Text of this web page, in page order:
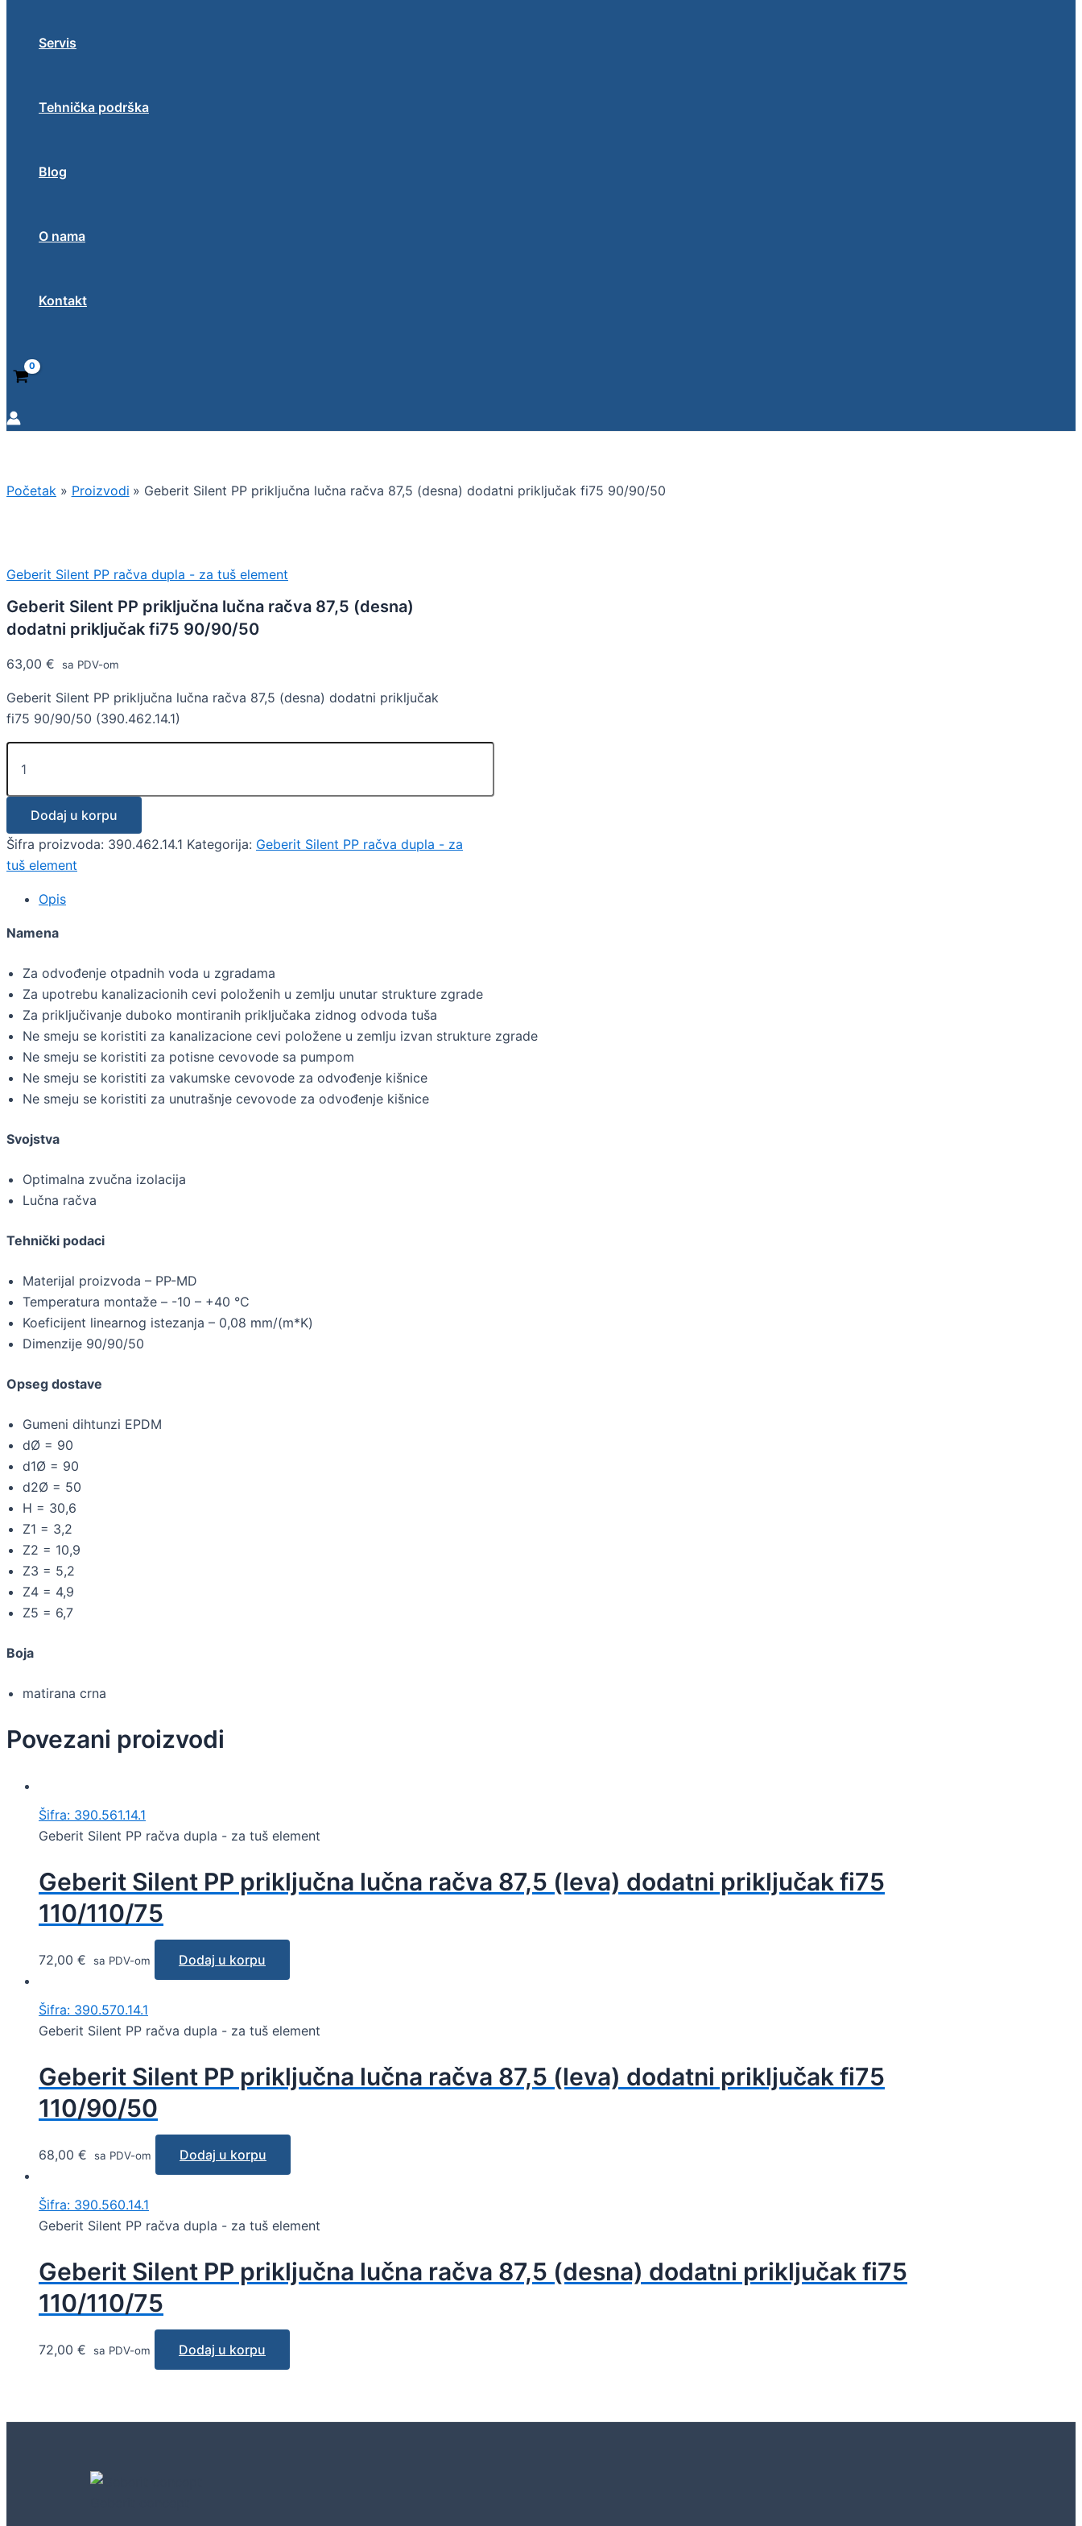
Servis
Tehnička podrška
Blog
O nama
Kontakt
Početak Proizvodi Geberit Silent PP priključna lučna račva 87,5 (desna) dodatni priključak fi75 90/90/50
Geberit Silent PP račva dupla - za tuš element
Geberit Silent PP priključna lučna račva 87,5 (desna)
dodatni priključak fi75 90/90/50
63,00 € sa PDV-om
Geberit Silent PP priključna lučna račva 87,5 (desna) dodatni priključak
fi75 90/90/50 (390.462.14.1)
Dodaj u korpu
Šifra proizvoda: 390.462.14.1 Kategorija: Geberit Silent PP račva dupla - za
tuš element
Opis
Namena
Za odvođenje otpadnih voda u zgradama
Za upotrebu kanalizacionih cevi položenih u zemlju unutar strukture zgrade
Za priključivanje duboko montiranih priključaka zidnog odvoda tuša
Ne smeju se koristiti za kanalizacione cevi položene u zemlju izvan strukture zgrade
Ne smeju se koristiti za potisne cevovode sa pumpom
Ne smeju se koristiti za vakumske cevovode za odvođenje kišnice
Ne smeju se koristiti za unutrašnje cevovode za odvođenje kišnice
Svojstva
Optimalna zvučna izolacija
Lučna račva
Tehnički podaci
Materijal proizvoda – PP-MD
Temperatura montaže – -10 – +40 °C
Koeficijent linearnog istezanja – 0,08 mm/(m*K)
Dimenzije 90/90/50
Opseg dostave
Gumeni dihtunzi EPDM
dØ = 90
d1Ø = 90
d2Ø = 50
H = 30,6
Z1 = 3,2
Z2 = 10,9
Z3 = 5,2
Z4 = 4,9
Z5 = 6,7
Boja
matirana crna
Povezani proizvodi
Šifra: 390.561.14.1
Geberit Silent PP račva dupla - za tuš element
Geberit Silent PP priključna lučna račva 87,5 (leva) dodatni priključak fi75
110/110/75
72,00 € sa PDV-om Dodaj u korpu
Šifra: 390.570.14.1
Geberit Silent PP račva dupla - za tuš element
Geberit Silent PP priključna lučna račva 87,5 (leva) dodatni priključak fi75
110/90/50
68,00 € sa PDV-om Dodaj u korpu
Šifra: 390.560.14.1
Geberit Silent PP račva dupla - za tuš element
Geberit Silent PP priključna lučna račva 87,5 (desna) dodatni priključak fi75
110/110/75
72,00 € sa PDV-om Dodaj u korpu